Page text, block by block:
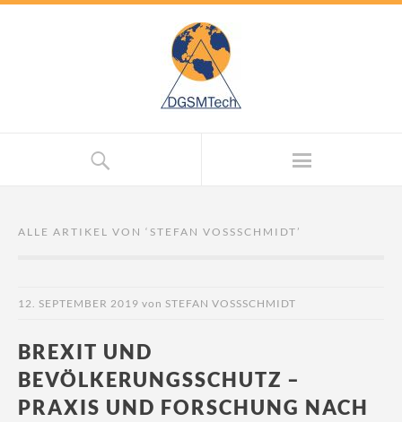
ALLE ARTIKEL VON ‘ STEFAN VOSSSCHMIDT’
12. SEPTEMBER 2019 von STEFAN VOSSSCHMIDT
BREXIT UND
BEVÖLKERUNGSSCHUTZ –
PRAXIS UND FORSCHUNG NACH